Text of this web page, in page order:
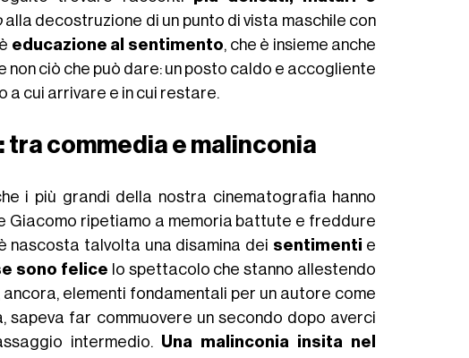
alla decostruzione di un punto di vista maschile con
educazione al sentimento, che è insieme anche
ciò che può dare: un posto caldo e accogliente
a cui arrivare e in cui restare.
tra commedia e malinconia
i più grandi della nostra cinematografia hanno
Giacomo ripetiamo a memoria battute e freddure
nascosta talvolta una disamina dei sentimenti e
sono felice lo spettacolo che stanno allestendo
elementi fondamentali per un autore come
sapeva far commuovere un secondo dopo averci
intermedio. Una malinconia insita nel